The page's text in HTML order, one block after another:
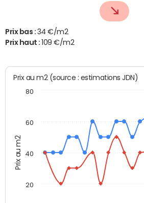
Prix bas : 34 €/m2
Prix haut : 109 €/m2
Prix au m2
Prix au m2 (source : estimations JDN)
20
40
60
80